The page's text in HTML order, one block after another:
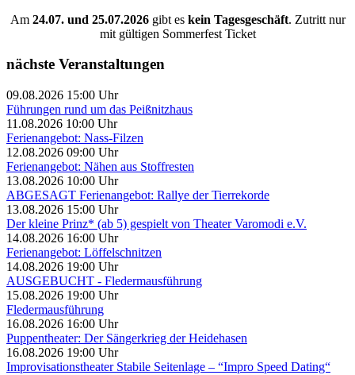
Am 24.07. und 25.07.2026gibt eskein Tagesgeschäft. Zutritt nur
mit gültigen Sommerfest Ticket
nächste Veranstaltungen
09.08.2026 15:00 Uhr
Führungen rund um das Peißnitzhaus
11.08.2026 10:00 Uhr
Ferienangebot: Nass-Filzen
12.08.2026 09:00 Uhr
Ferienangebot: Nähen aus Stoffresten
13.08.2026 10:00 Uhr
ABGESAGT Ferienangebot: Rallye der Tierrekorde
13.08.2026 15:00 Uhr
Der kleine Prinz* (ab 5) gespielt von Theater Varomodi e.V.
14.08.2026 16:00 Uhr
Ferienangebot: Löffelschnitzen
14.08.2026 19:00 Uhr
AUSGEBUCHT - Fledermausführung
15.08.2026 19:00 Uhr
Fledermausführung
16.08.2026 16:00 Uhr
Puppentheater: Der Sängerkrieg der Heidehasen
16.08.2026 19:00 Uhr
Improvisationstheater Stabile Seitenlage – “Impro Speed Dating“